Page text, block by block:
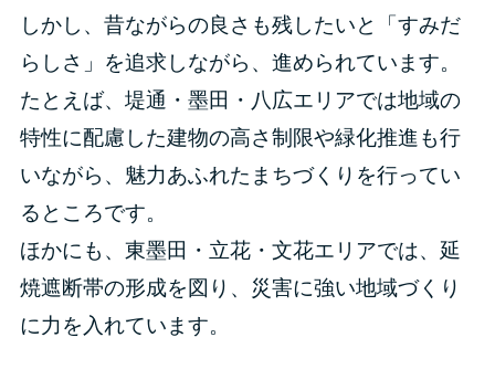
しかし、昔ながらの良さも残したいと「すみだ
らしさ」を追求しながら、進められています。
たとえば、堤通・墨田・八広エリアでは地域の
特性に配慮した建物の高さ制限や緑化推進も行
いながら、魅力あふれたまちづくりを行ってい
るところです。
ほかにも、東墨田・立花・文花エリアでは、延
焼遮断帯の形成を図り、災害に強い地域づくり
に力を入れています。